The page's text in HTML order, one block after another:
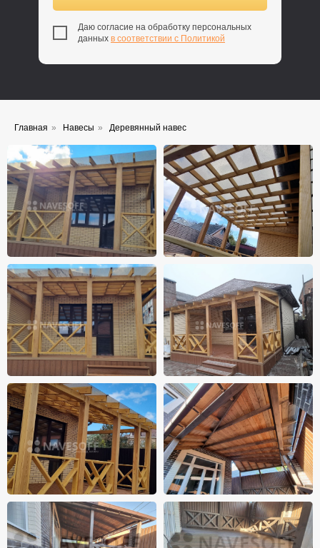
Даю согласие на обработку персональных
данных в соответствии с Политикой
Главная » Навесы » Деревянный навес